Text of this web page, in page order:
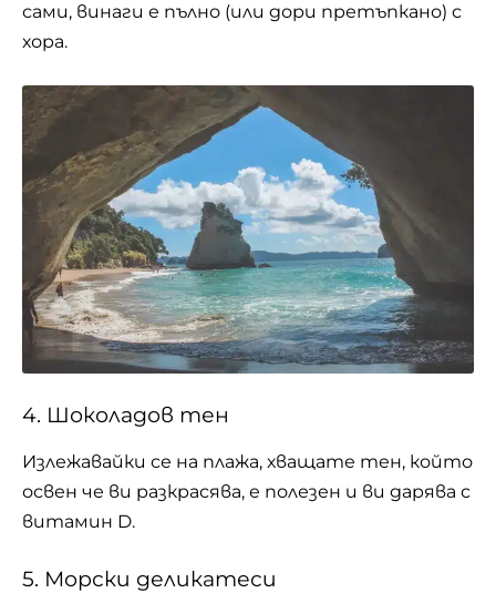
сами, винаги е пълно (или дори претъпкано) с
хора.
4. Шоколадов тен
Излежавайки се на плажа, хващате тен, който
освен че ви разкрасява, е полезен и ви дарява с
витамин D.
5. Морски деликатеси